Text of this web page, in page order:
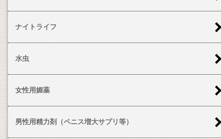
ナイトライフ
水虫
女性用媚薬
男性用精力剤（ペニス増大サプリ等）